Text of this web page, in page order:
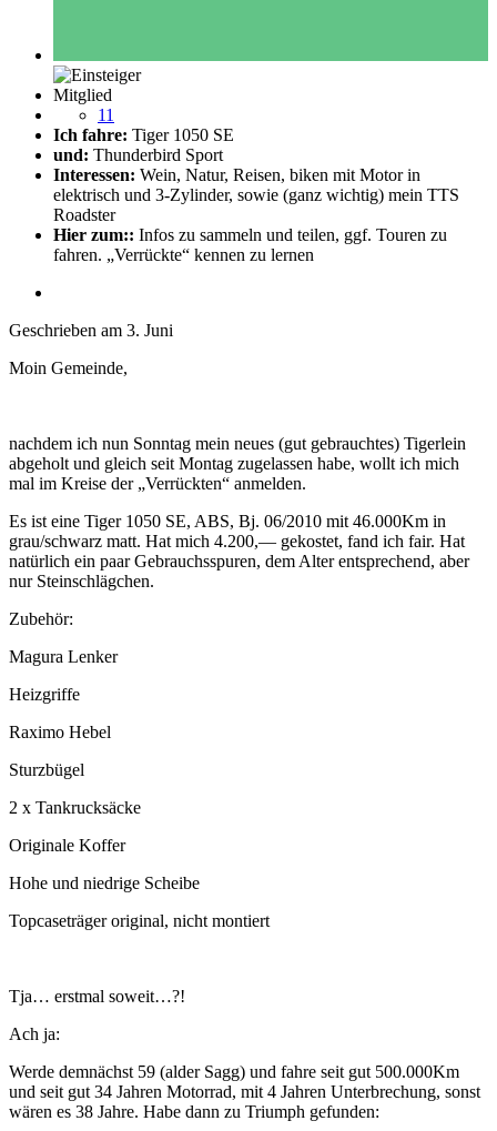
Mitglied
11
Ich fahre: Tiger 1050 SE
und: Thunderbird Sport
Interessen: Wein, Natur, Reisen, biken mit Motor in
elektrisch und 3-Zylinder, sowie (ganz wichtig) mein TTS
Roadster
Hier zum:: Infos zu sammeln und teilen, ggf. Touren zu
fahren. „Verrückte“ kennen zu lernen
Geschrieben am 3. Juni
Moin Gemeinde,
nachdem ich nun Sonntag mein neues (gut gebrauchtes) Tigerlein
abgeholt und gleich seit Montag zugelassen habe, wollt ich mich
mal im Kreise der „Verrückten“ anmelden.
Es ist eine Tiger 1050 SE, ABS, Bj. 06/2010 mit 46.000Km in
grau/schwarz matt. Hat mich 4.200,— gekostet, fand ich fair. Hat
natürlich ein paar Gebrauchsspuren, dem Alter entsprechend, aber
nur Steinschlägchen.
Zubehör:
Magura Lenker
Heizgriffe
Raximo Hebel
Sturzbügel
2 x Tankrucksäcke
Originale Koffer
Hohe und niedrige Scheibe
Topcaseträger original, nicht montiert
Tja… erstmal soweit…?!
Ach ja:
Werde demnächst 59 (alder Sagg) und fahre seit gut 500.000Km
und seit gut 34 Jahren Motorrad, mit 4 Jahren Unterbrechung, sonst
wären es 38 Jahre. Habe dann zu Triumph gefunden: